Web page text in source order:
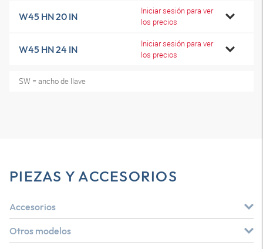
W45 HN 20 IN
Iniciar sesión para ver
los precios
W45 HN 24 IN
Iniciar sesión para ver
los precios
SW = ancho de llave
PIEZAS Y ACCESORIOS
Accesorios
Otros modelos